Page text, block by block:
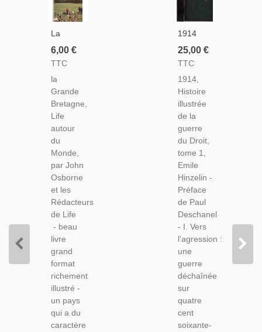
La
Grande
Bretagne,
Autour
Du
Monde,
John
Osborne,
1961 -
Angleterre,
Histoire
Grande
Bretagne,
Beaux
Livres,
6,00 €
TTC
la
Grande
Bretagne,
Life
autour
du
Monde,
par John
Osborne
et les
Rédacteurs
de Life
- beau
livre
grand
format
richement
illustré -
un pays
qui a du
caractère
1914
Histoire
Illustrée
Guerre
Du Droit
T1,
Emile
Hinzelin,
1916 -
Guerre
1914-
1918,
Relations
Internationales
XXe
25,00 €
TTC
1914,
Histoire
illustrée
de la
guerre
du Droit,
tome 1,
Emile
Hinzelin -
Préface
de Paul
Deschanel
- I. Vers
l'agression :
une
guerre
déchaînée
sur
quatre
cent
soixante-